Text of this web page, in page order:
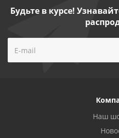
Будьте в курсе!
Наш